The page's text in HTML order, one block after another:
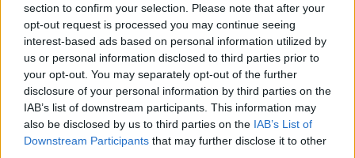
section to confirm your selection. Please note that after your
opt-out request is processed you may continue seeing
interest-based ads based on personal information utilized by
us or personal information disclosed to third parties prior to
your opt-out. You may separately opt-out of the further
disclosure of your personal information by third parties on the
IAB’s list of downstream participants. This information may
also be disclosed by us to third parties on the IAB’s List of
Downstream Participants that may further disclose it to other
Αιώνιοι φοιτητές: Τι θα ισχύσει
πλέον με τις διαγραφές
08/10/2025 - 11:02
ΤΕΛΟΣ οι αιώνιοι φοιτητές: Στα
πόσα χρόνια θα διαγράφονται